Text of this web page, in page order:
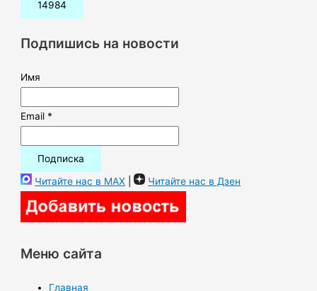
:Подпишись на новости
Имя
Email *
Читайте нас в MAX | Читайте нас в Дзен
Меню сайта
Главная